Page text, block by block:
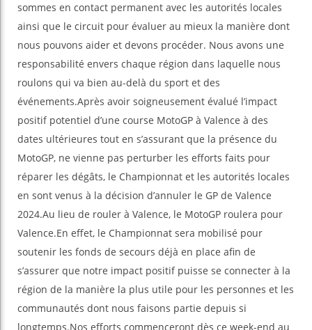
sommes en contact permanent avec les autorités locales
ainsi que le circuit pour évaluer au mieux la manière dont
nous pouvons aider et devons procéder. Nous avons une
responsabilité envers chaque région dans laquelle nous
roulons qui va bien au-delà du sport et des
événements.Après avoir soigneusement évalué l’impact
positif potentiel d’une course MotoGP à Valence à des
dates ultérieures tout en s’assurant que la présence du
MotoGP, ne vienne pas perturber les efforts faits pour
réparer les dégâts, le Championnat et les autorités locales
en sont venus à la décision d’annuler le GP de Valence
2024.Au lieu de rouler à Valence, le MotoGP roulera pour
Valence.En effet, le Championnat sera mobilisé pour
soutenir les fonds de secours déjà en place afin de
s’assurer que notre impact positif puisse se connecter à la
région de la manière la plus utile pour les personnes et les
communautés dont nous faisons partie depuis si
longtemps.Nos efforts commenceront dès ce week-end au